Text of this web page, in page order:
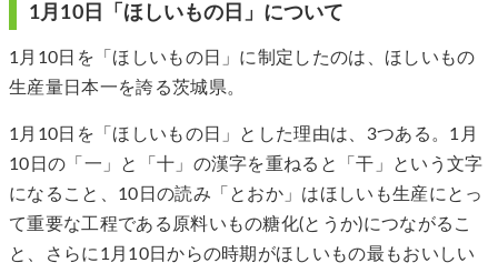
1月10日「ほしいもの日」について
1月10日を「ほしいもの日」に制定したのは、ほしいもの
生産量日本一を誇る茨城県。
1月10日を「ほしいもの日」とした理由は、3つある。1月
10日の「一」と「十」の漢字を重ねると「干」という文字
になること、10日の読み「とおか」はほしいも生産にとっ
て重要な工程である原料いもの糖化(とうか)につながるこ
と、さらに1月10日からの時期がほしいもの最もおいしい